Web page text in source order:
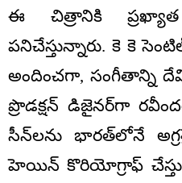
ఈ చిత్రానికి ప్రఖ్యాత
పనిచేస్తున్నారు. కె కె
అందించగా, సంగీతాన్ని దేవి
ప్రొడక్షన్ డిజైనర్‌గా
సీన్‌లను భారత్‌లోనే
హెయిన్ కొరియోగ్రాఫ్